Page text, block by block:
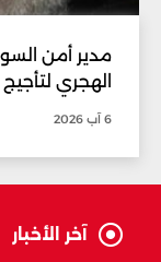
مدير أمن
الهجري
6 آب 2026
آخر الأخبار